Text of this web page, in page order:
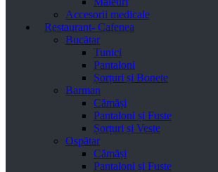
Accesorii medicale
Restaurant- Cafenea
Bucătar
Tunici
Pantaloni
Șorțuri și Bonete
Barman
Cămăși
Pantaloni și Fuste
Șorțuri și Veste
Ospătar
Cămăși
Pantaloni și Fuste